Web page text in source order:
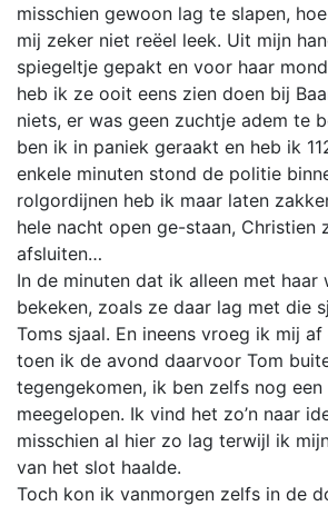
misschien gewoon lag te slapen,
mij zeker niet reëel leek. Uit mijn
spiegeltje gepakt en voor haar
heb ik ze ooit eens zien doen bij
niets, er was geen zuchtje adem te
ben ik in paniek geraakt en heb ik
enkele minuten stond de politie
rolgordijnen heb ik maar laten
hele nacht open ge-staan, Christien
afsluiten…
In de minuten dat ik alleen met haar
bekeken, zoals ze daar lag met die
Toms sjaal. En ineens vroeg ik mij
toen ik de avond daarvoor Tom
tegengekomen, ik ben zelfs nog
meegelopen. Ik vind het zo’n naar
misschien al hier zo lag terwijl ik
van het slot haalde.
Toch kon ik vanmorgen zelfs in de